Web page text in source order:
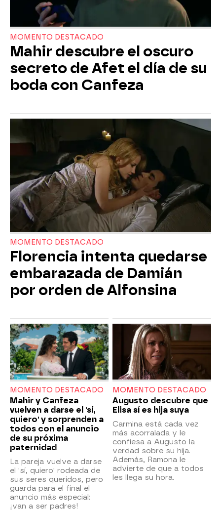
MOMENTO DESTACADO
Mahir descubre el oscuro
secreto de Afet el día de su
boda con Canfeza
MOMENTO DESTACADO
Florencia intenta quedarse
embarazada de Damián
por orden de Alfonsina
MOMENTO DESTACADO
Mahir y Canfeza
vuelven a darse el 'sí,
quiero' y sorprenden a
todos con el anuncio
de su próxima
paternidad
La pareja vuelve a darse
el 'sí, quiero' rodeada de
sus seres queridos, pero
guarda para el final el
anuncio más especial:
¡van a ser padres!
MOMENTO DESTACADO
Augusto descubre que
Elisa sí es hija suya
Carmina está cada vez
más acorralada y le
confiesa a Augusto la
verdad sobre su hija.
Además, Ramona le
advierte de que a todos
les llega su hora.